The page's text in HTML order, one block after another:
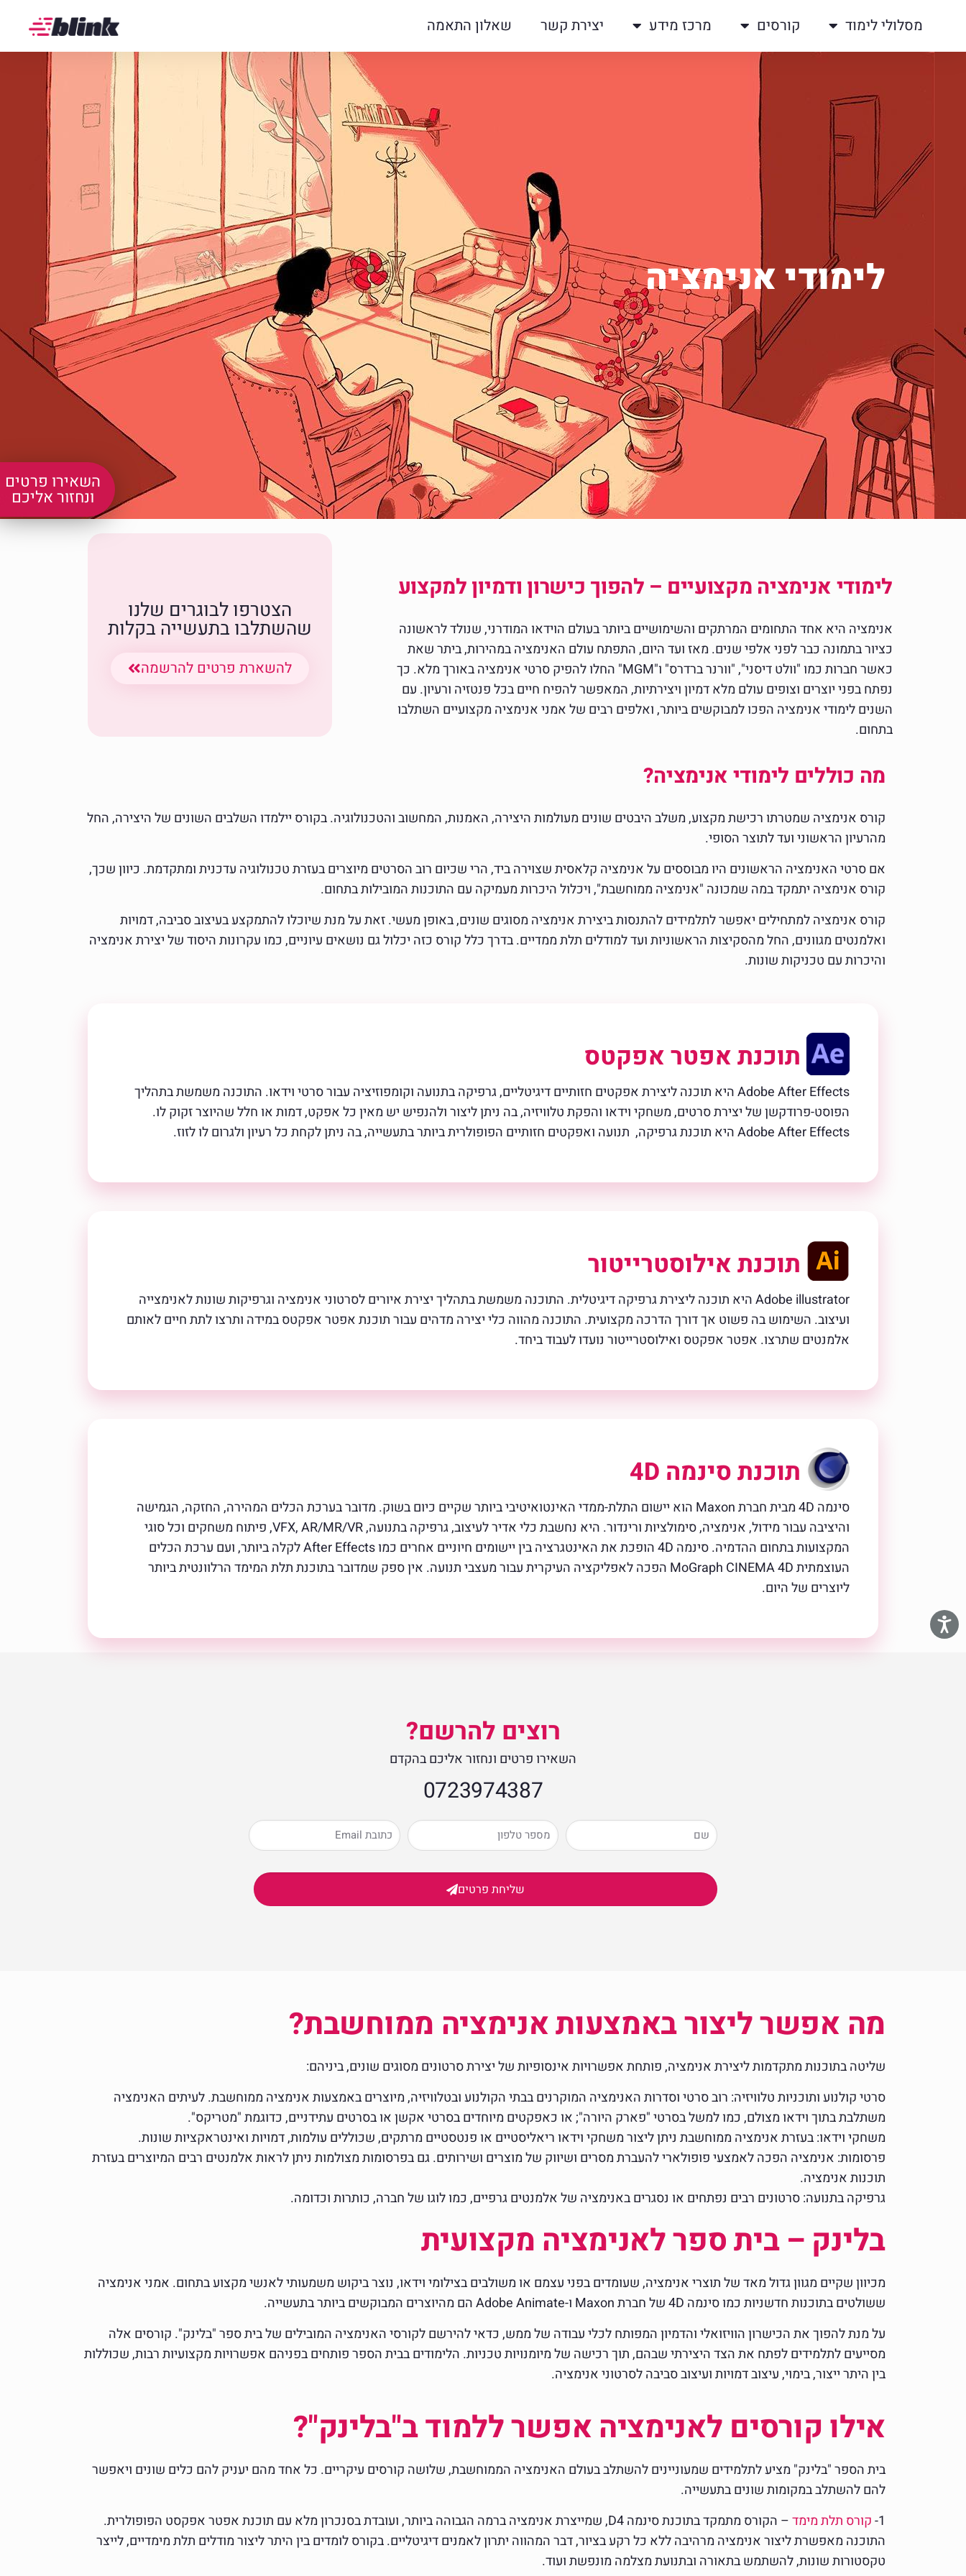
מסלולי לימוד קורסים מרכז מידע יצירת קשר שאלון התאמה
לימודי אנימציה
השאירו פרטים
ונחזור אליכם
לימודי אנימציה מקצועיים – להפוך כישרון ודמיון למקצוע
אנימציה היא אחד התחומים המרתקים והשימושיים ביותר בעולם הוידאו המודרני, שנולד לראשונה
כציור בתמונה כבר לפני אלפי שנים. מאז ועד היום, התפתח עולם האנימציה במהירות, ביתר שאת
כאשר חברות כמו "וולט דיסני", "וורנר ברדרס" ו"MGM" החלו להפיק סרטי אנימציה באורך מלא. כך
נפתח בפני יוצרים וצופים עולם מלא דמיון ויצירתיות, המאפשר להפיח חיים בכל פנטזיה ורעיון. עם
השנים לימודי אנימציה הפכו למבוקשים ביותר, ואלפים רבים של אמני אנימציה מקצועיים השתלבו
בתחום.
הצטרפו לבוגרים שלנו
שהשתלבו בתעשייה בקלות
להשארת פרטים להרשמה
מה כוללים לימודי אנימציה?
קורס אנימציה שמטרתו רכישת מקצוע, משלב היבטים שונים מעולמות היצירה, האמנות, המחשוב והטכנולוגיה. בקורס יילמדו השלבים השונים של היצירה, החל
מהרעיון הראשוני ועד לתוצר הסופי.
אם סרטי האנימציה הראשונים היו מבוססים על אנימציה קלאסית שצוירה ביד, הרי שכיום רוב הסרטים מיוצרים בעזרת טכנולוגיה עדכנית ומתקדמת. כיוון שכך,
קורס אנימציה יתמקד במה שמכונה "אנימציה ממוחשבת", ויכלול היכרות מעמיקה עם התוכנות המובילות בתחום.
קורס אנימציה למתחילים יאפשר לתלמידים להתנסות ביצירת אנימציה מסוגים שונים, באופן מעשי. זאת על מנת שיוכלו להתמקצע בעיצוב סביבה, דמויות
ואלמנטים מגוונים, החל מהסקיצות הראשוניות ועד למודלים תלת ממדיים. בדרך כלל קורס כזה יכלול גם נושאים עיוניים, כמו עקרונות היסוד של יצירת אנימציה
והיכרות עם טכניקות שונות.
תוכנת אפטר אפקטס
Adobe After Effects היא תוכנה ליצירת אפקטים חזותיים דיגיטליים, גרפיקה בתנועה וקומפוזיציה עבור סרטי וידאו. התוכנה משמשת בתהליך
הפוסט-פרודקשן של יצירת סרטים, משחקי וידאו והפקת טלוויזיה, בה ניתן ליצור ולהנפיש יש מאין כל אפקט, דמות או חלל שהיוצר זקוק לו.
Adobe After Effects היא תוכנת גרפיקה, תנועה ואפקטים חזותיים הפופולרית ביותר בתעשייה, בה ניתן לקחת כל רעיון ולגרום לו לזוז.
תוכנת אילוסטרייטור
Adobe illustrator היא תוכנה ליצירת גרפיקה דיגיטלית. התוכנה משמשת בתהליך יצירת איורים לסרטוני אנימציה וגרפיקות שונות לאנימצייה
ועיצוב. השימוש בה פשוט אך דורך הדרכה מקצועית. התוכנה מהווה כלי יצירה מדהים עבור תוכנת אפטר אפקטס במידה ותרצו לתת חיים לאותם
אלמנטים שתרצו. אפטר אפקטס ואילוסטרייטור נועדו לעבוד ביחד.
תוכנת סינמה 4D
סינמה 4D מבית חברת Maxon הוא יישום התלת-ממדי האינטואיטיבי ביותר שקיים כיום בשוק.
מדובר בערכת הכלים המהירה, החזקה, הגמישה
והיציבה עבור מידול, אנימציה, סימולציות ורינדור. היא נחשבת כלי אדיר לעיצוב, גרפיקה בתנועה, VFX, AR/MR/VR, פיתוח משחקים וכל סוגי
המקצועות בתחום ההדמיה. סינמה 4D הופכת את האינטגרציה בין יישומים חיוניים אחרים כמו After Effects לקלה ביותר, ועם ערכת הכלים
העוצמתית MoGraph CINEMA 4D הפכה לאפליקציה העיקרית עבור מעצבי תנועה. אין ספק שמדובר בתוכנת תלת המימד הרלוונטית ביותר
ליוצרים של היום.
רוצים להרשם?
השאירו פרטים ונחזור אליכם בהקדם
0723974387​
שליחת פרטים
מה אפשר ליצור באמצעות אנימציה ממוחשבת?
שליטה בתוכנות מתקדמות ליצירת אנימציה, פותחת אפשרויות אינסופיות של יצירת סרטונים מסוגים שונים, ביניהם:
סרטי קולנוע ותוכניות טלוויזיה: רוב סרטי וסדרות האנימציה המוקרנים בבתי הקולנוע ובטלוויזיה, מיוצרים באמצעות אנימציה ממוחשבת. לעיתים האנימציה
משתלבת בתוך וידאו מצולם, כמו למשל בסרטי "פארק היורה"; או כאפקטים מיוחדים בסרטי אקשן או בסרטים עתידניים, כדוגמת "מטריקס".
משחקי וידאו: בעזרת אנימציה ממוחשבת ניתן ליצור משחקי וידאו ריאליסטיים או פנטסטיים מרתקים, שכוללים עולמות, דמויות ואינטראקציות שונות.
פרסומות: אנימציה הפכה לאמצעי פופולארי להעברת מסרים ושיווק של מוצרים ושירותים. גם בפרסומות מצולמות ניתן לראות אלמנטים רבים המיוצרים בעזרת
תוכנות אנימציה.
גרפיקה בתנועה: סרטונים רבים נפתחים או נסגרים באנימציה של אלמנטים גרפיים, כמו לוגו של חברה, כותרות וכדומה.
בלינק – בית ספר לאנימציה מקצועית
מכיוון שקיים מגוון גדול מאד של תוצרי אנימציה, שעומדים בפני עצמם או משולבים בצילומי וידאו, נוצר ביקוש משמעותי לאנשי מקצוע בתחום. אמני אנימציה
ששולטים בתוכנות חדשניות כמו סינמה 4D של חברת Maxon ו-Adobe Animate הם מהיוצרים המבוקשים ביותר בתעשייה.
על מנת להפוך את הכישרון הוויזואלי והדמיון המפותח לכלי עבודה של ממש, כדאי להירשם לקורסי האנימציה המובילים של בית ספר "בלינק". קורסים אלה
מסייעים לתלמידים לפתח את הצד היצירתי שבהם, תוך רכישה של מיומנויות טכניות. הלימודים בבית הספר פותחים בפניהם אפשרויות מקצועיות רבות, שכוללות
בין היתר ייצור, בימוי, עיצוב דמויות ועיצוב סביבה לסרטוני אנימציה.
אילו קורסים לאנימציה אפשר ללמוד ב"בלינק"?
בית הספר "בלינק" מציע לתלמידים שמעוניינים להשתלב בעולם האנימציה הממוחשבת, שלושה קורסים עיקריים. כל אחד מהם יעניק להם כלים שונים ויאפשר
להם להשתלב במקומות שונים בתעשייה.
1- קורס תלת מימד
– הקורס מתמקד בתוכנת סינמה D4, שמייצרת אנימציה ברמה הגבוהה ביותר, ועובדת בסנכרון מלא עם תוכנת אפטר אפקסט הפופולרית.
התוכנה מאפשרת ליצור אנימציה מרהיבה ללא כל רקע בציור, דבר המהווה יתרון לאמנים דיגיטליים. בקורס לומדים בין היתר ליצור מודלים תלת מימדיים, לייצר
טקסטורות שונות, להשתמש בתאורה ובתנועת מצלמה מונפשת ועוד.